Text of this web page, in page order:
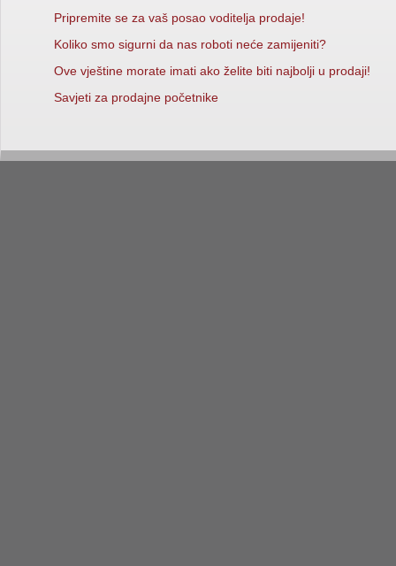
Pripremite se za vaš posao voditelja prodaje!
Koliko smo sigurni da nas roboti neće zamijeniti?
Ove vještine morate imati ako želite biti najbolji u prodaji!
Savjeti za prodajne početnike